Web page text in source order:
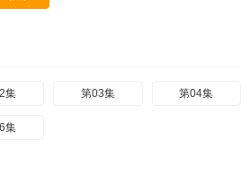
集 第03集 第04集
集